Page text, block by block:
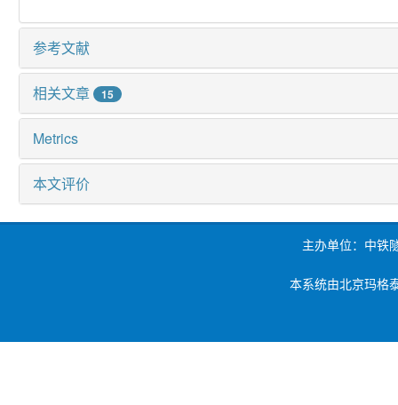
参考文献
相关文章 15
Metrics
本文评价
主办单位：中铁
本系统由北京玛格